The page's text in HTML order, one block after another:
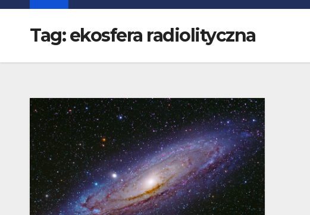
Tag:ekosfera radiolityczna